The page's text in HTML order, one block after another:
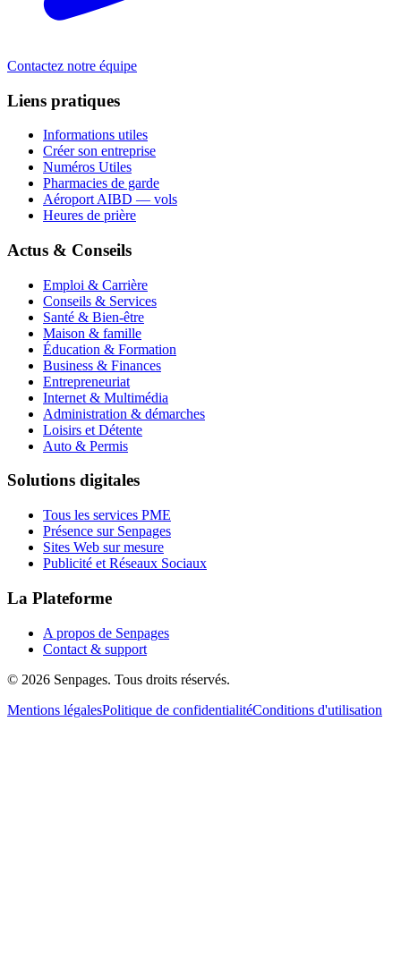
Contactez notre équipe
Liens pratiques
Informations utiles
Créer son entreprise
Numéros Utiles
Pharmacies de garde
Aéroport AIBD — vols
Heures de prière
Actus & Conseils
Emploi & Carrière
Conseils & Services
Santé & Bien-être
Maison & famille
Éducation & Formation
Business & Finances
Entrepreneuriat
Internet & Multimédia
Administration & démarches
Loisirs et Détente
Auto & Permis
Solutions digitales
Tous les services PME
Présence sur Senpages
Sites Web sur mesure
Publicité et Réseaux Sociaux
La Plateforme
A propos de Senpages
Contact & support
© 2026 Senpages. Tous droits réservés.
Mentions légalesPolitique de confidentialitéConditions d'utilisation